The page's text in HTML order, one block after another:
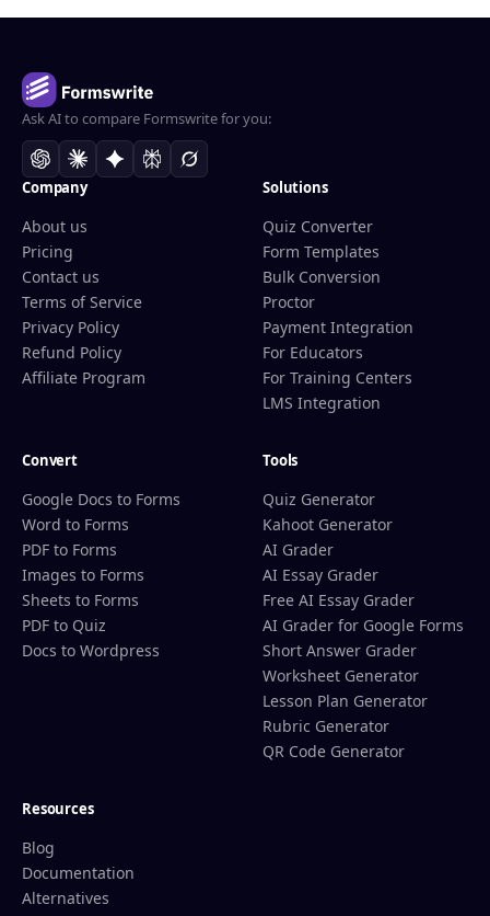
Ask AI to compare Formswrite for you:
Company
About us
Pricing
Contact us
Terms of Service
Privacy Policy
Refund Policy
Affiliate Program
Solutions
Quiz Converter
Form Templates
Bulk Conversion
Proctor
Payment Integration
For Educators
For Training Centers
LMS Integration
Convert
Google Docs to Forms
Word to Forms
PDF to Forms
Images to Forms
Sheets to Forms
PDF to Quiz
Docs to Wordpress
Tools
Quiz Generator
Kahoot Generator
AI Grader
AI Essay Grader
Free AI Essay Grader
AI Grader for Google Forms
Short Answer Grader
Worksheet Generator
Lesson Plan Generator
Rubric Generator
QR Code Generator
Resources
Blog
Documentation
Alternatives